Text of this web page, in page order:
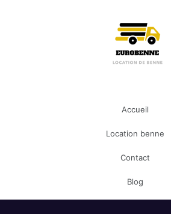
Accueil
Location benne
Contact
Blog